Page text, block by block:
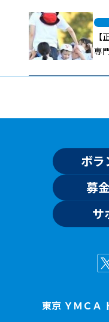
専
ボラ
募
サ
東京 ＹＭＣＡ